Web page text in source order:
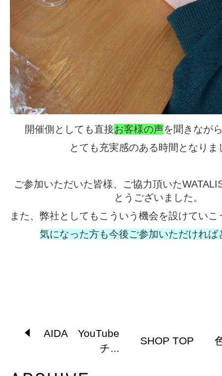
開催側としても直接お客様の声を聞きなが
とても充実感のある時間となりま
ご参加いただいた皆様、ご協力頂いた
とうございました。
また、弊社としてもこういう機会を設けてい
気になった方も今後ご参加いただければ
AIDA YouTube
チ...
SHOP TOP